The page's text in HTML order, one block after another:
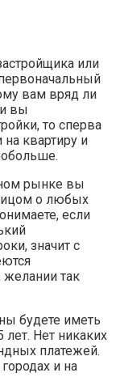
или
вам вряд ли
вы
то сперва
на квартиру и
рынке вы
о любых
если
значит с
так
будете иметь
Нет никаких
платежей.
и на